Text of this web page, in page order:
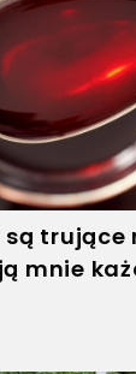
są trujące
mnie